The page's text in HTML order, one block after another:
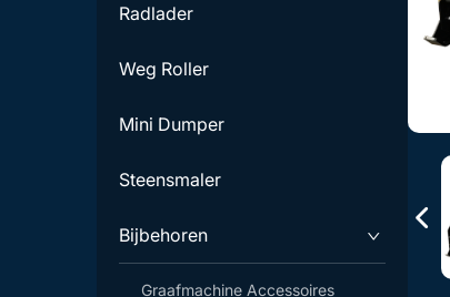
Radlader
Weg Roller
Mini Dumper
Steensmaler
Bijbehoren
Graafmachine Accessoires